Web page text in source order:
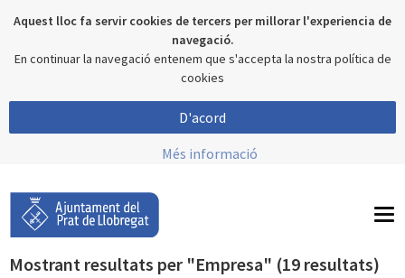
Aquest lloc fa servir cookies de tercers per millorar l'experiencia de
navegació.
En continuar la navegació entenem que s'accepta la nostra política de
cookies
D'acord
Més informació
Mostrant resultats per "Empresa" (19 resultats)